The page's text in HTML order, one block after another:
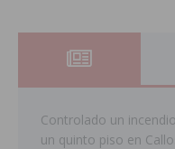
Controlado un
un quinto piso en